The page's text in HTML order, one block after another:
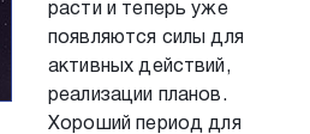
расти и теперь уже
появляются силы для
активных действий,
реализации планов.
Хороший период для